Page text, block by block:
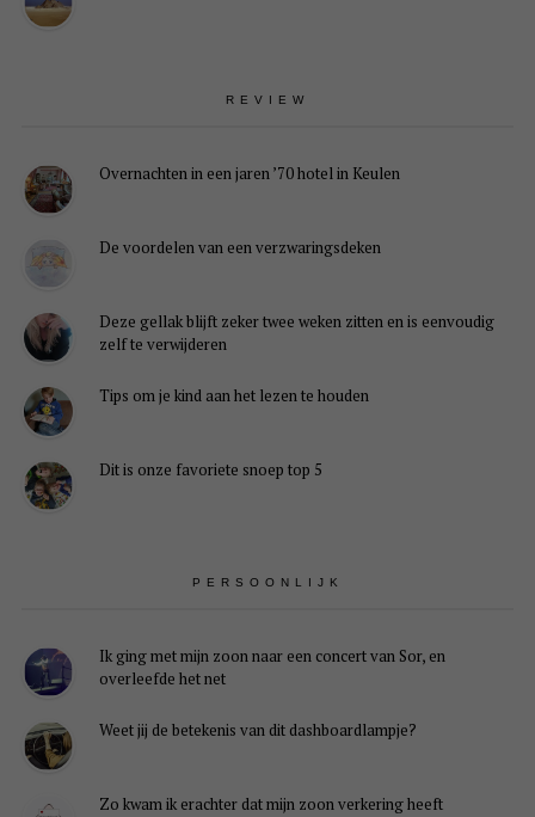
REVIEW
Overnachten in een jaren ’70 hotel in Keulen
De voordelen van een verzwaringsdeken
Deze gellak blijft zeker twee weken zitten en is eenvoudig
zelf te verwijderen
Tips om je kind aan het lezen te houden
Dit is onze favoriete snoep top 5
PERSOONLIJK
Ik ging met mijn zoon naar een concert van Sor, en
overleefde het net
Weet jij de betekenis van dit dashboardlampje?
Zo kwam ik erachter dat mijn zoon verkering heeft